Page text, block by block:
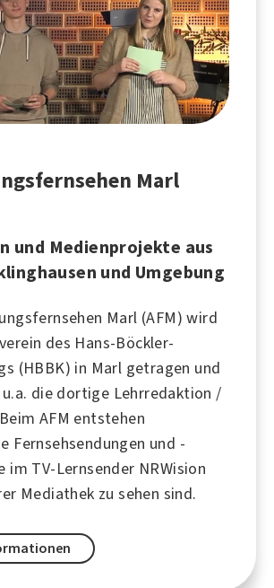
Marl
und Medienprojekte aus
und Umgebung
Marl (AFM) wird
des Hans-Böckler-
(HBBK) in Marl getragen und
die dortige Lehrredaktion /
AFM entstehen
Fernsehsendungen und -
im TV-Lernsender NRWision
Mediathek zu sehen sind.